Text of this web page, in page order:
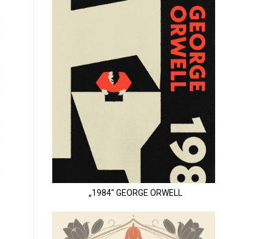
„1984" GEORGE ORWELL